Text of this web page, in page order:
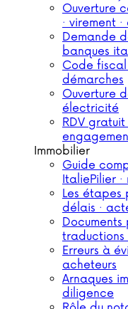
Ouverture
· virement
Demande
banques
Code
démarches
Ouverture
électricité
RDV
Immobilier
Guide
ItaliePilier
Les étapes
délais ·
traductions
Erreurs à
acheteurs
Arnaques
diligence